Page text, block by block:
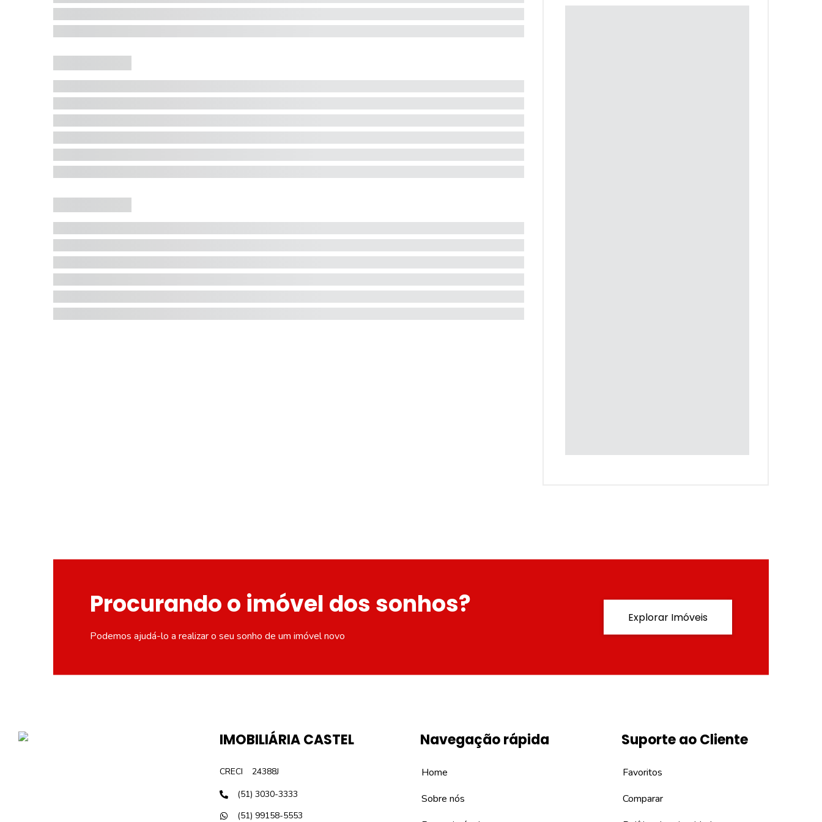
Procurando o imóvel dos sonhos?
Podemos ajudá-lo a realizar o seu sonho de um imóvel novo
Explorar Imóveis
IMOBILIÁRIA CASTEL
CRECI
24388J
(51) 3030-3333
(51) 99158-5553
Navegação rápida
Home
Sobre nós
Suporte ao Cliente
Favoritos
Comparar